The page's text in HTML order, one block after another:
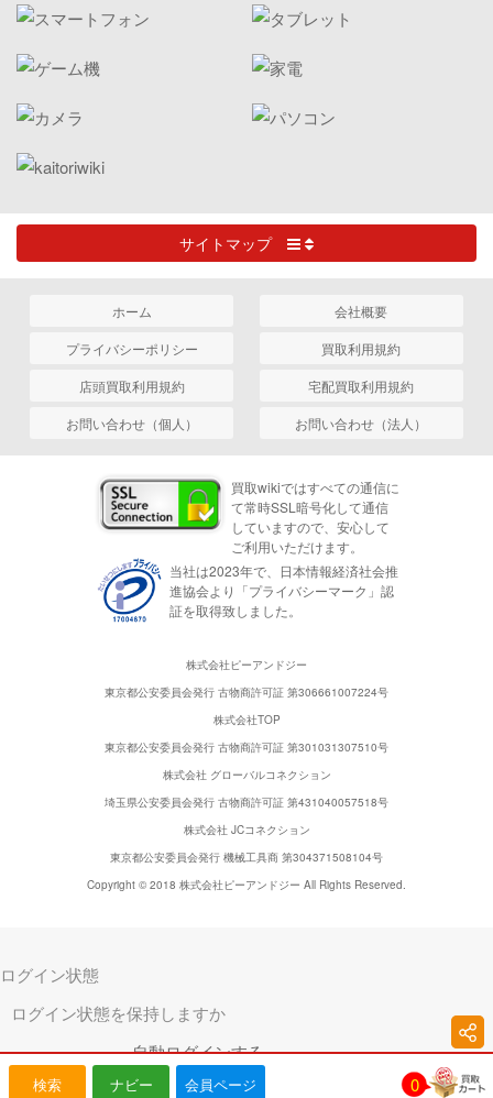
検索 ナビー 会員ページ 0
サイトマップ
ホーム
会社概要
プライバシーポリシー
買取利用規約
店頭買取利用規約
宅配買取利用規約
お問い合わせ（個人）
お問い合わせ（法人）
買取wikiではすべての通信に
て常時SSL暗号化して通信
していますので、安心して
ご利用いただけます。
当社は2023年で、日本情報経済社会推
進協会より「プライバシーマーク」認
証を取得致しました。
株式会社ピーアンドジー
東京都公安委員会発行 古物商許可証 第306661007224号
株式会社TOP
東京都公安委員会発行 古物商許可証 第301031307510号
株式会社 グローバルコネクション
埼玉県公安委員会発行 古物商許可証 第431040057518号
株式会社 JCコネクション
東京都公安委員会発行 機械工具商 第304371508104号
Copyright © 2018 株式会社ピーアンドジー All Rights Reserved.
ログイン状態
ログイン状態を保持しますか
自動ログインする
キャンセル